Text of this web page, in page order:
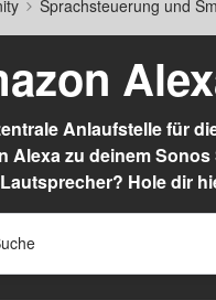
Sprachsteuerung und
Anlaufstelle für
Alexa zu deinem
Hole dir